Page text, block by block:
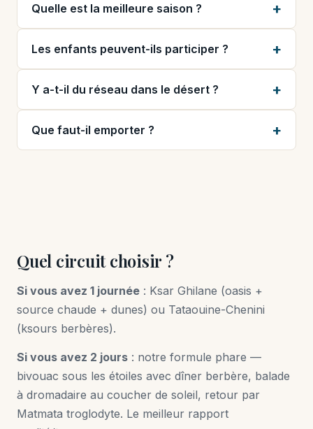
Quelle est la meilleure saison ?
Les enfants peuvent-ils participer ?
Y a-t-il du réseau dans le désert ?
Que faut-il emporter ?
Quel circuit choisir ?
Si vous avez 1 journée : Ksar Ghilane (oasis +
source chaude + dunes) ou Tataouine-Chenini
(ksours berbères).
Si vous avez 2 jours : notre formule phare —
bivouac sous les étoiles avec dîner berbère, balade
à dromadaire au coucher de soleil, retour par
Matmata troglodyte. Le meilleur rapport